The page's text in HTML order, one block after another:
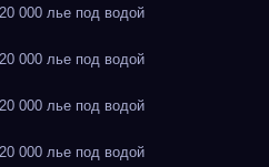
000 лье под водой
000 лье под водой
000 лье под водой
000 лье под водой